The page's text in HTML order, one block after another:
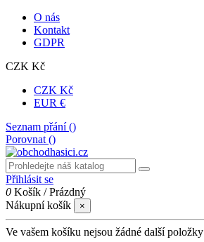
O nás
Kontakt
GDPR
CZK Kč
CZK Kč
EUR €
Seznam přání ()
Porovnat ()
Přihlásit se
0 Košík /Prázdný
Nákupní košík
×
Ve vašem košíku nejsou žádné další položky